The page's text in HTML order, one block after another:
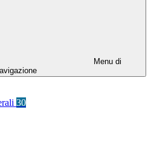
Menu di
30